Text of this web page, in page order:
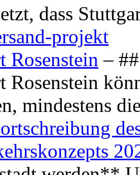
dass
projekt
Rosenstein –
Rosenstein
mindestens